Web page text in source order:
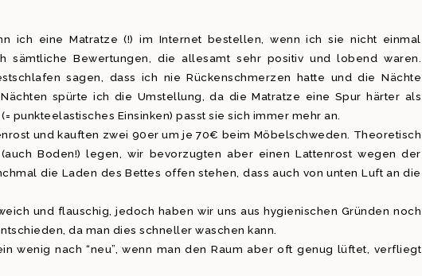
ich eine Matratze (!) im Internet bestellen, wenn ich sie nicht einmal
sämtliche Bewertungen, die allesamt sehr positiv und lobend waren.
sagen, dass ich nie Rückenschmerzen hatte und die Nächte
spürte ich die Umstellung, da die Matratze eine Spur härter als
punkteelastisches Einsinken) passt sie sich immer mehr an.
und kauften zwei 90er um je 70€ beim Möbelschweden. Theoretisch
Boden!) legen, wir bevorzugten aber einen Lattenrost wegen der
die Laden des Bettes offen stehen, dass auch von unten Luft an die
und flauschig, jedoch haben wir uns aus hygienischen Gründen noch
da man dies schneller waschen kann.
wenig nach “neu”, wenn man den Raum aber oft genug lüftet, verfliegt